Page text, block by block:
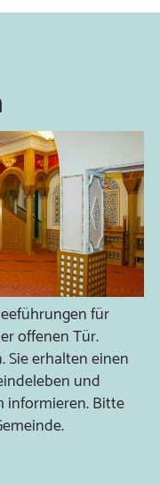
für
offenen Tür.
Sie erhalten einen
und
informieren. Bitte